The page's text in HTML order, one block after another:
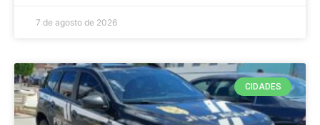
7 de agosto de 2026
CIDADES